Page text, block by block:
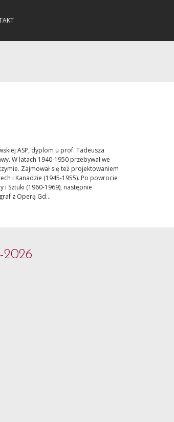
ASP, dyplom u prof. Tadeusza
W latach 1940-1950 przebywał we
Zajmował się też projektowaniem
i Kanadzie (1945-1955). Po powrocie
i Sztuki (1960-1969), następnie
z Operą Gd...
2026